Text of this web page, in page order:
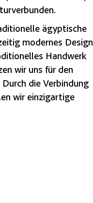
ägyptische
modernes Design
Handwerk
wir uns für den
die Verbindung
wir einzigartige